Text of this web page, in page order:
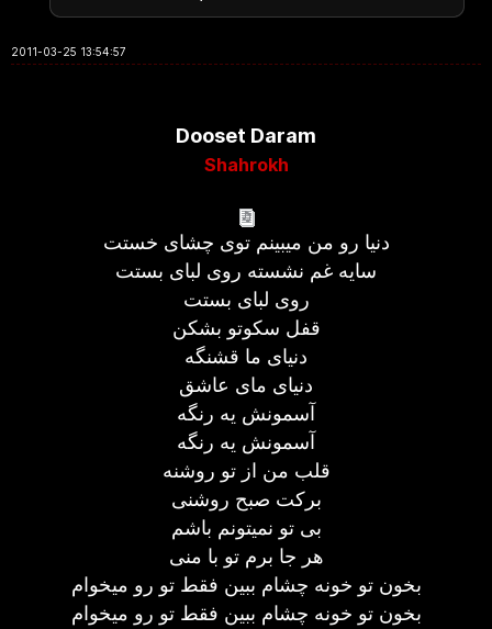
2011-03-25 13:54:57
Dooset Daram
Shahrokh
دنیا رو من میبینم توی چشای خستت
سایه غم نشسته روی لبای بستت
روی لبای بستت
قفل سکوتو بشکن
دنیای ما قشنگه
دنیای مای عاشق
آسمونش یه رنگه
آسمونش یه رنگه
قلب من از تو روشنه
برکت صبح روشنی
بی تو نمیتونم باشم
هر جا برم تو با منی
بخون تو خونه چشام ببین فقط تو رو میخوام
بخون تو خونه چشام ببین فقط تو رو میخوام